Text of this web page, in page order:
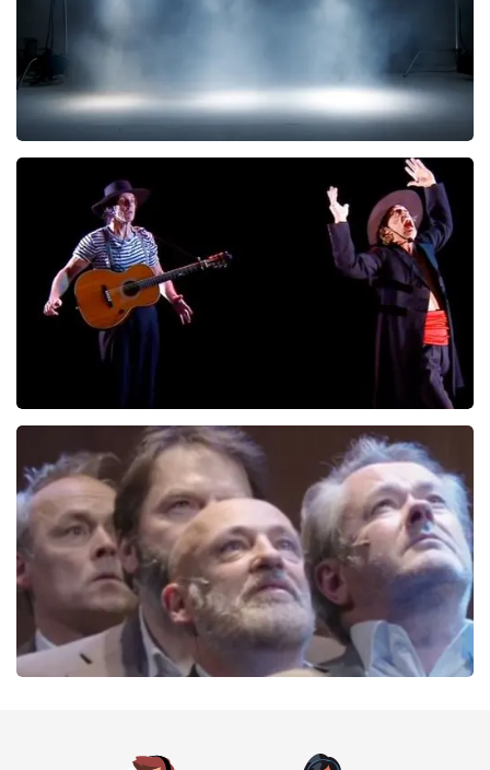
172laatste 30 minuten
BESTEL NU
Ashton Brothers
162laatste 30 minuten
BESTEL NU